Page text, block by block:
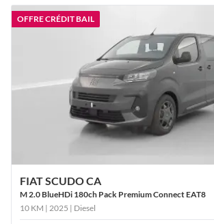
OFFRE CRÉDIT BAIL
FIAT SCUDO CA
M 2.0 BlueHDi 180ch Pack Premium Connect EAT8
10 KM | 2025 | Diesel